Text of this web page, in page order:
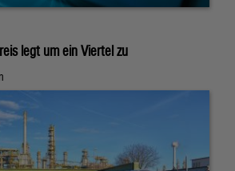
legt um ein Viertel zu